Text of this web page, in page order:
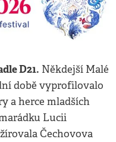
D21. Někdejší Malé
době vyprofilovalo
a herce mladších
Lucii
Čechovova